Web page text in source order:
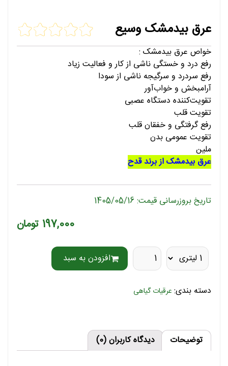
عرق بیدمشک وسیع
خواص عرق بیدمشک :
رفع درد و خستگی ناشی از کار و فعالیت زیاد
رفع سردرد و سرگیجه ناشی از سودا
آرامبخش و خواب‌آور
تقویت‌کننده دستگاه عصبی
تقویت قلب
رفع گرفتگی و خفقان قلب
تقویت عمومی بدن
ملین
عرق بیدمشک از برند قدح
تاریخ بروزرسانی قیمت: 1405/05/16
197,000 تومان
افزودن به سبد
دسته بندی: عرقیات گیاهی
توضیحات دیدگاه کاربران (0)